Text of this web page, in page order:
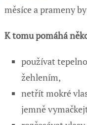
měsíce a prameny
K tomu pomáhá
používat
žehlením,
netřít mokré
jemně